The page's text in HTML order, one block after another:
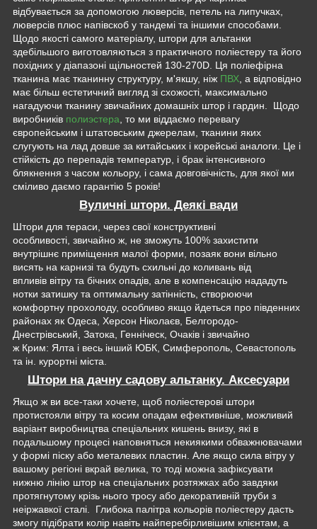
відбувається за допомогою люверсів, петель на липучках,
люверсів плюс напівскоб у тандемі та іншими способами.
Щодо якості самого матеріалу, штори для альтанки
здебільшого виготовляються з практичного поліестеру та його
похідних у діапазоні щільностей 130-270D. Ця поліефірна
тканина має тканинну структуру, м'якшу, ніж ПВХ , а відповідно
має більш естетичний вигляд зі схожості, максимально
нагадуючи тканину звичайних домашніх штор і гардин. Щодо
виробників полиэстера , то ми віддаємо перевагу
європейським і штатовським джерелам, тканини яких
слугують на лад довше за китайських і корейські аналоги. Це і
стійкість до перепадів температур, і брак інтенсивного
блякнення з часом кольору, і сама довговічність, для якої ми
сміливо даємо гарантію 5 років!
Вуличні штори. Деякі вади
Штори для тераси, через свої конструктивні
особливості, звичайно ж, не зможуть 100% захистити
внутрішнє приміщення малої форми, позаяк вони вільно
висять на карнизі та будуть схильні до коливань від
впливів вітру та бічних опадів, але в компенсацію нададуть
нотки затишку та оптимальну затінність, створюючи
комфортну прохолоду, особливо якщо йдеться про південних
районах як Одеса, Херсон Ніколаєв, Белгородо-
Днестрівський, Затока, Генніческ, Очаків і звичайно
ж Крим: Ялта і весь інший ЮБК, Симферополь, Севастополь
та ін. курортні міста.
Штори на дачну садову альтанку. Аксесуари
Якщо ж ви все-таки хочете, щоб поліестерові штори
протистояли вітру та косим опадам ефективніше, можливий
варіант виробництва спеціальних кишень внизу, які в
подальшому процесі наповняться некиякими обважнювачами
у формі піску або металевих пластин. Але якщо сила вітру у
вашому регіоні вкрай велика, то тоді можна зафіксувати
нижню лінію штор на спеціальних розтяжках або завдяки
протягнутому крізь нього тросу або декоративній труби з
неіржавкої сталі. Глибока палітра кольорів поліестеру дасть
змогу підібрати колір навіть найперебірливішим клієнтам, а